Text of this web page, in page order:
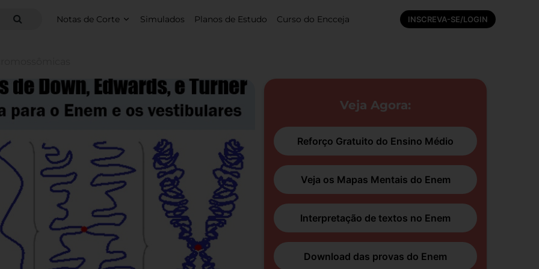
Notas de Corte Simulados Planos de Estudo Curso do Encceja INSCREVA-SE/LOGIN
Veja Agora:
Reforço Gratuito do Ensino Médio
Veja os Mapas Mentais do Enem
Interpretação de textos no Enem
Download das provas do Enem